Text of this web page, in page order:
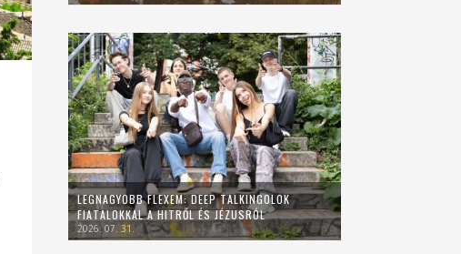
LEGNAGYOBB FLEXEM: DEEP TALKINGOLOK
FIATALOKKAL A HITRŐL ÉS JÉZUSRÓL
2026. 07. 31.